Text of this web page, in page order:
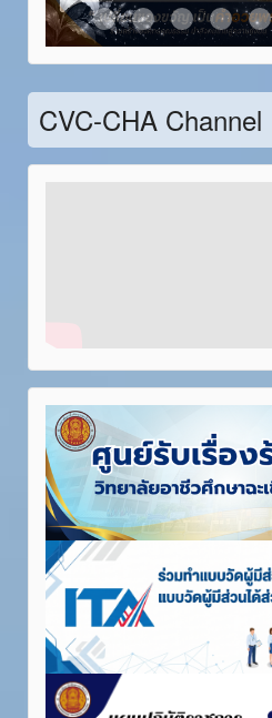
Item 21Item 22Item 23Item
CVC-CHA Channel